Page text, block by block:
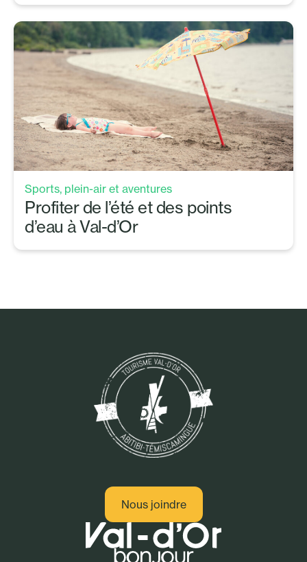
Sports, plein-air et aventures
Profiter de l’été et des points
d’eau à Val-d’Or
Nous joindre